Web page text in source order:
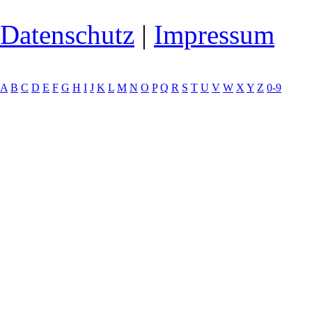
Datenschutz | Impressum
A B C D E F G H I J K L M N O P Q R S T U V W X Y Z 0-9